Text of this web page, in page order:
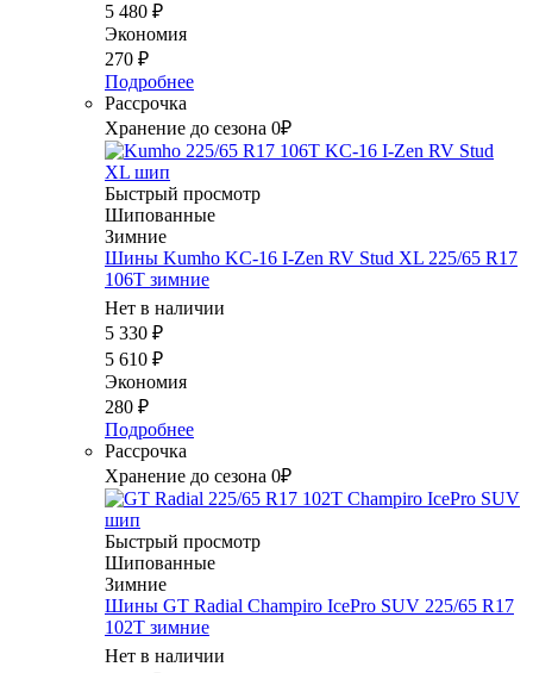
5 480 ₽
Экономия
270 ₽
Подробнее
Рассрочка
Хранение до сезона 0₽
Быстрый просмотр
Шипованные
Зимние
Шины Kumho KC-16 I-Zen RV Stud XL 225/65 R17
106T зимние
Нет в наличии
5 330 ₽
5 610 ₽
Экономия
280 ₽
Подробнее
Рассрочка
Хранение до сезона 0₽
Быстрый просмотр
Шипованные
Зимние
Шины GT Radial Champiro IcePro SUV 225/65 R17
102T зимние
Нет в наличии